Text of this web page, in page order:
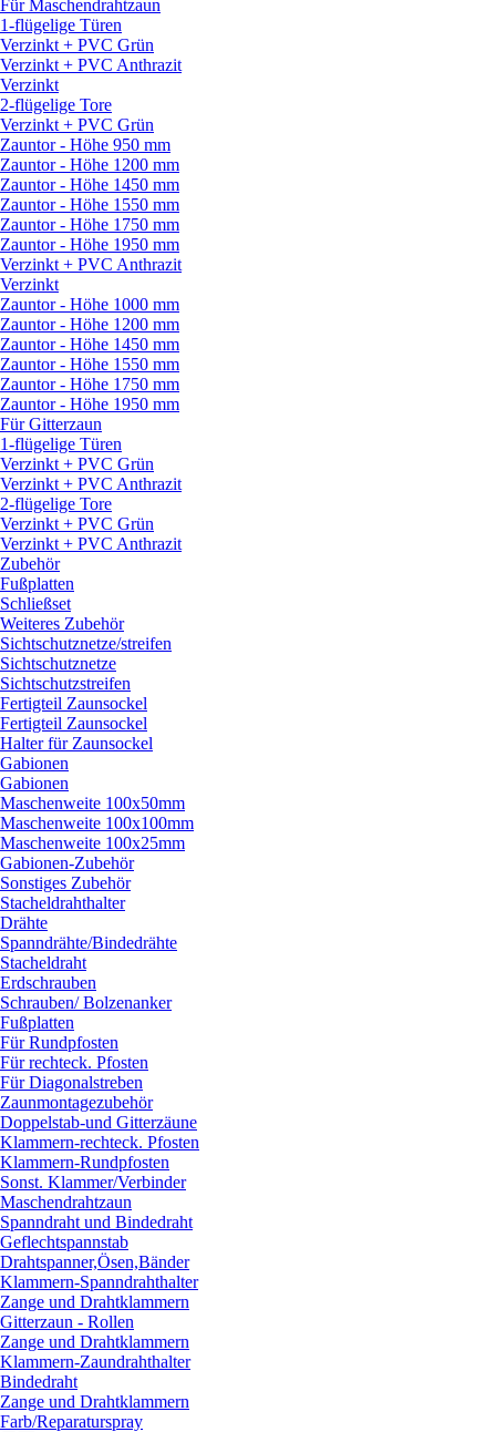
Für Maschendrahtzaun
1-flügelige Türen
Verzinkt + PVC Grün
Verzinkt + PVC Anthrazit
Verzinkt
2-flügelige Tore
Verzinkt + PVC Grün
Zauntor - Höhe 950 mm
Zauntor - Höhe 1200 mm
Zauntor - Höhe 1450 mm
Zauntor - Höhe 1550 mm
Zauntor - Höhe 1750 mm
Zauntor - Höhe 1950 mm
Verzinkt + PVC Anthrazit
Verzinkt
Zauntor - Höhe 1000 mm
Zauntor - Höhe 1200 mm
Zauntor - Höhe 1450 mm
Zauntor - Höhe 1550 mm
Zauntor - Höhe 1750 mm
Zauntor - Höhe 1950 mm
Für Gitterzaun
1-flügelige Türen
Verzinkt + PVC Grün
Verzinkt + PVC Anthrazit
2-flügelige Tore
Verzinkt + PVC Grün
Verzinkt + PVC Anthrazit
Zubehör
Fußplatten
Schließset
Weiteres Zubehör
Sichtschutznetze/streifen
Sichtschutznetze
Sichtschutzstreifen
Fertigteil Zaunsockel
Fertigteil Zaunsockel
Halter für Zaunsockel
Gabionen
Gabionen
Maschenweite 100x50mm
Maschenweite 100x100mm
Maschenweite 100x25mm
Gabionen-Zubehör
Sonstiges Zubehör
Stacheldrahthalter
Drähte
Spanndrähte/Bindedrähte
Stacheldraht
Erdschrauben
Schrauben/Bolzenanker
Fußplatten
Für Rundpfosten
Für rechteck. Pfosten
Für Diagonalstreben
Zaunmontagezubehör
Doppelstab-und Gitterzäune
Klammern-rechteck. Pfosten
Klammern-Rundpfosten
Sonst. Klammer/Verbinder
Maschendrahtzaun
Spanndraht und Bindedraht
Geflechtspannstab
Drahtspanner,Ösen,Bänder
Klammern-Spanndrahthalter
Zange und Drahtklammern
Gitterzaun - Rollen
Zange und Drahtklammern
Klammern-Zaundrahthalter
Bindedraht
Zange und Drahtklammern
Farb/Reparaturspray